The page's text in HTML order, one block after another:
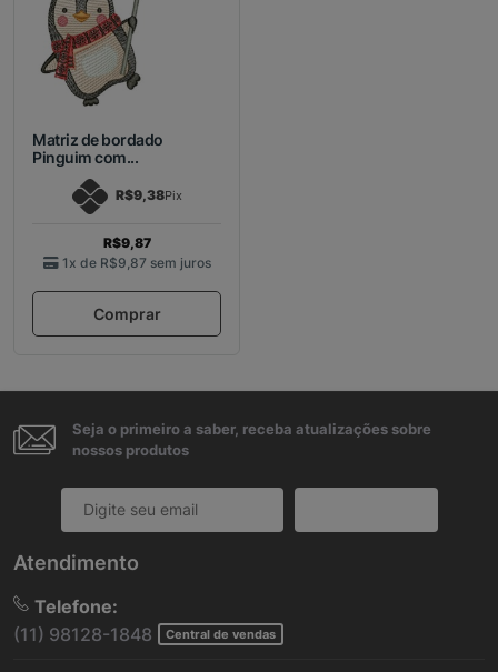
Matriz de bordado
Pinguim com...
R$9,38Pix
R$9,87
1x de R$9,87 sem juros
Comprar
Seja o primeiro a saber, receba atualizações sobre
nossos produtos
Atendimento
Telefone:
(11) 98128-1848
Central de vendas